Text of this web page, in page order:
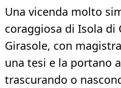
Una vicenda molto
coraggiosa di Isola di
Girasole, con
una tesi e la portano
trascurando o